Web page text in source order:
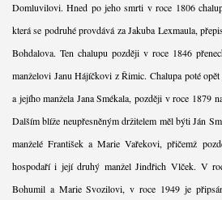
Domluvilovi. Hned po jeho smrti v roce 1806
která se podruhé provdává za Jakuba Lexmaula,
Bohdalova. Ten chalupu později v roce 1846
manželovi Janu Hájíčkovi z Řimic. Chalupa poté
a jejího manžela Jana Smékala, později v roce 1879
Dalším blíže neupřesněným držitelem měl býti Ján
manželé František a Marie Vařekovi, přičemž
hospodaří i její druhý manžel Jindřich Vlček. V
Bohumil a Marie Svozilovi, v roce 1949 je